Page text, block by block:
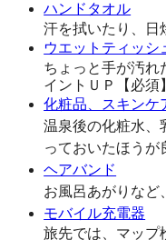
ハンドタオル
汗を拭いたり、日
ウエットティッシ
ちょっと手が汚れ
イントＵＰ【必須】
化粧品、スキンケ
温泉後の化粧水、
っておいたほうが
ヘアバンド
お風呂あがりなど
モバイル充電器
旅先では、マップ